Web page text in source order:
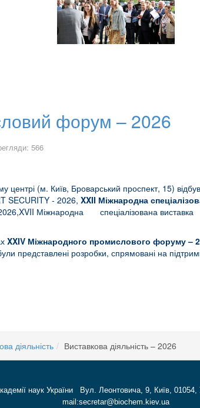
форум – 2026
566
(м. Київ, Броварський проспект, 15)
SECURITY - 2026, XXII Міжнародна
2026,XVII Міжнародна спеціалізована
XXIV Міжнародного промислового форуму –
представлені розробки, спрямовані на
діяльність Виставкова діяльність – 2026
академії наук України Вул. Леонтовича, 9, Київ,
mail:secretar@biochem.kiev.ua